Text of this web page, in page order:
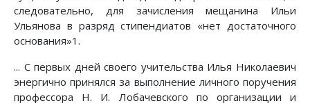
следовательно, для зачисления мещанина Ильи
Ульянова в разряд стипендиатов «нет достаточного
основания»1.
... С первых дней своего учительства Илья Николаевич
энергично принялся за выполнение личного поручения
профессора Н. И. Лобачевского по организации и